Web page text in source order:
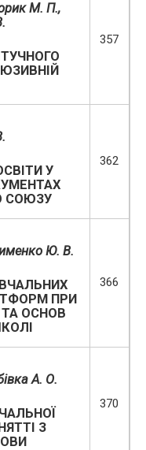
М. П.,
357
У
СОЮЗУ
362
Ю. В.
ПРИ
ТА ОСНОВ
366
А. О.
З
370